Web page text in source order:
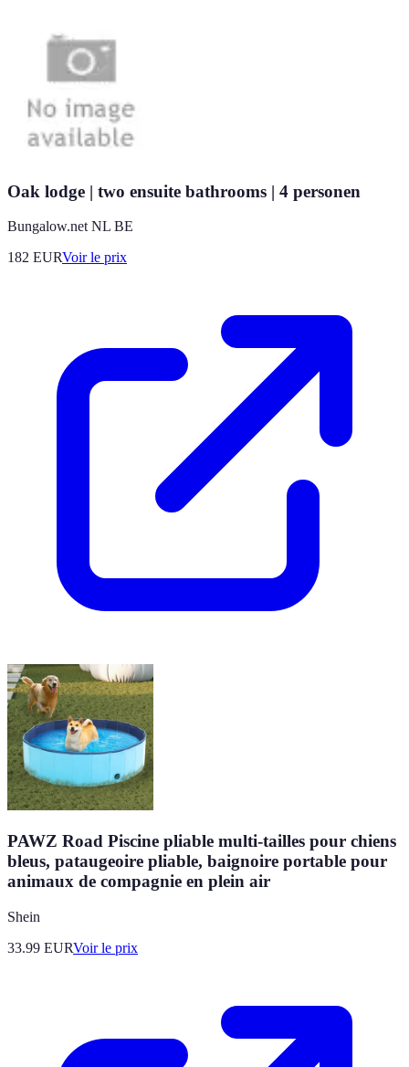
Oak lodge | two ensuite bathrooms | 4 personen
Bungalow.net NL BE
182 EURVoir le prix
PAWZ Road Piscine pliable multi-tailles pour chiens
bleus, pataugeoire pliable, baignoire portable pour
animaux de compagnie en plein air
Shein
33.99 EURVoir le prix